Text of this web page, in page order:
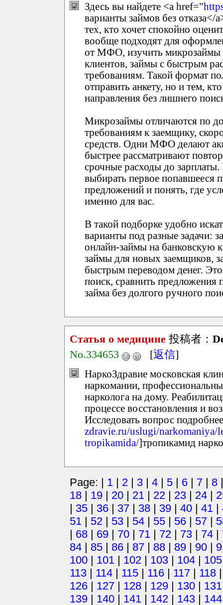
Здесь вы найдете <a href="
варианты займов без отказа</
тех, кто хочет спокойно
вообще подходят для
от МФО, изучить микрозаймы
клиентов, займы с быстрым
требованиям. Такой формат
отправить анкету, но и тем,
направления без лишнего
Микрозаймы отличаются по
требованиям к заемщику,
средств. Одни МФО делают
быстрее рассматривают
срочные расходы до
выбирать первое попавшееся
предложений и понять, где
именно для вас.
В такой подборке удобно
варианты под разные задачи:
онлайн-займы на банковскую
займы для новых заемщиков,
быстрым переводом денег.
поиск, сравнить
займа без долгого ручного
Статья о медицине 投稿者：
No.334653
[返信]
НаркоЗдравие московская
наркомании,
нарколога на дому.
процессе восстановления и
Исследовать вопрос
zdravie.ru/uslugi/narkomaniya/
tropikamida/]тропикамид
Page: | 1 | 2 | 3 | 4 | 5 | 6 | 7 | 8
18 | 19 | 20 | 21 | 22 | 23 | 24 |
| 35 | 36 | 37 | 38 | 39 | 40 | 41 |
51 | 52 | 53 | 54 | 55 | 56 | 57 |
| 68 | 69 | 70 | 71 | 72 | 73 | 74 |
84 | 85 | 86 | 87 | 88 | 89 | 90 |
100 | 101 | 102 | 103 | 104 | 105
113 | 114 | 115 | 116 | 117 | 118
126 | 127 | 128 | 129 | 130 | 131
139 | 140 | 141 | 142 | 143 | 144